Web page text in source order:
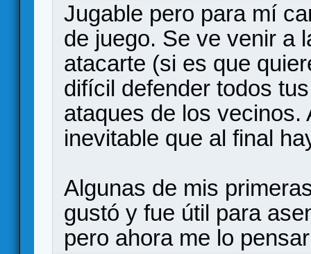
Jugable pero para mí
de juego. Se ve venir a
atacarte (si es que
difícil defender todos
ataques de los
inevitable que al final
Algunas de mis
gustó y fue útil para
pero ahora me lo